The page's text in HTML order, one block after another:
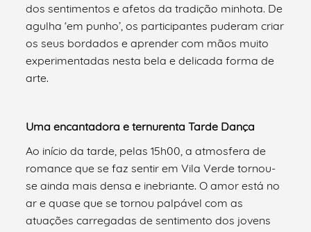
dos sentimentos e afetos da tradição minhota. De
agulha ‘em punho’, os participantes puderam criar
os seus bordados e aprender com mãos muito
experimentadas nesta bela e delicada forma de
arte.
Uma encantadora e ternurenta Tarde Dança
Ao início da tarde, pelas 15h00, a atmosfera de
romance que se faz sentir em Vila Verde tornou-
se ainda mais densa e inebriante. O amor está no
ar e quase que se tornou palpável com as
atuações carregadas de sentimento dos jovens